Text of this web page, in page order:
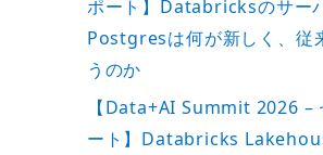
ポート】Databricksのサー
Postgresは何が新しく、従
うのか
【Data+AI Summit 2026 –
ート】Databricks